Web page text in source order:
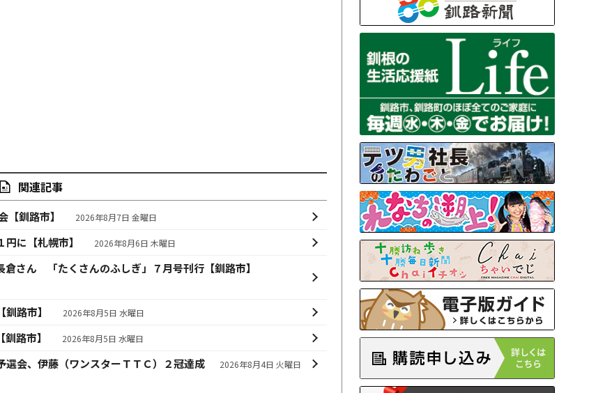
関連記事
釧路市】 2026年8月7日 金曜日
に【札幌市】 2026年8月6日 木曜日
さん 「たくさんのふしぎ」７月号刊行【釧路市】
路市】 2026年8月5日 水曜日
路市】 2026年8月5日 水曜日
会、伊藤（ワンスターＴＴＣ）２冠達成 2026年8月4日 火曜日